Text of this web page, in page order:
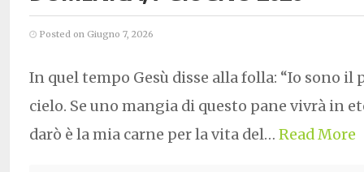
Posted on Giugno 7, 2026
In quel tempo Gesù disse alla folla: “Io sono il
cielo. Se uno mangia di questo pane vivrà in
darò è la mia carne per la vita del… Read More